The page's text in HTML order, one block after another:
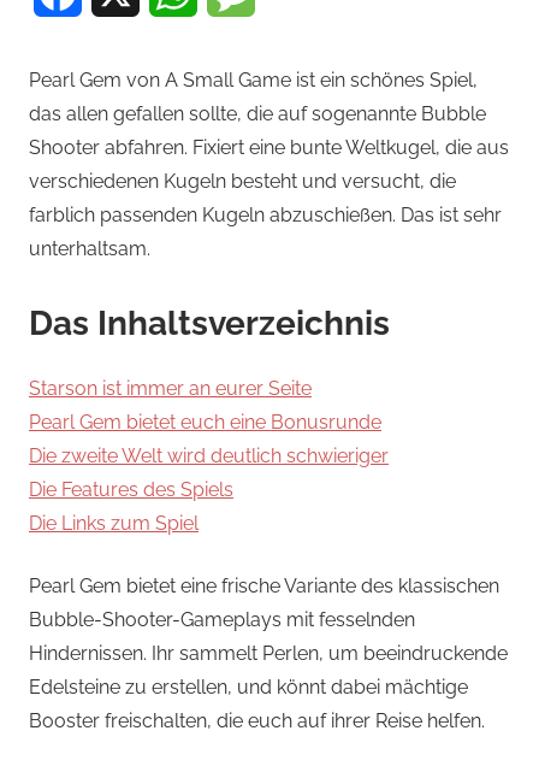
Arcade-
Spiele ,
News
Pearl Gem von A Small Game ist ein schönes Spiel,
das allen gefallen sollte, die auf sogenannte Bubble
Shooter abfahren. Fixiert eine bunte Weltkugel, die aus
verschiedenen Kugeln besteht und versucht, die
farblich passenden Kugeln abzuschießen. Das ist sehr
unterhaltsam.
Das Inhaltsverzeichnis
Starson ist immer an eurer Seite
Pearl Gem bietet euch eine Bonusrunde
Die zweite Welt wird deutlich schwieriger
Die Features des Spiels
Die Links zum Spiel
Pearl Gem bietet eine frische Variante des klassischen
Bubble-Shooter-Gameplays mit fesselnden
Hindernissen. Ihr sammelt Perlen, um beeindruckende
Edelsteine zu erstellen, und könnt dabei mächtige
Booster freischalten, die euch auf ihrer Reise helfen.